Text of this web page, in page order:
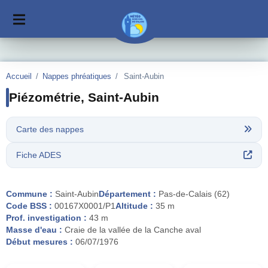
Accueil / Nappes phréatiques / Saint-Aubin
Piézométrie, Saint-Aubin
Carte des nappes
Fiche ADES
Commune : Saint-Aubin Département : Pas-de-Calais (62)
Code BSS : 00167X0001/P1Altitude : 35 m
Prof. investigation : 43 m
Masse d'eau : Craie de la vallée de la Canche aval
Début mesures : 06/07/1976